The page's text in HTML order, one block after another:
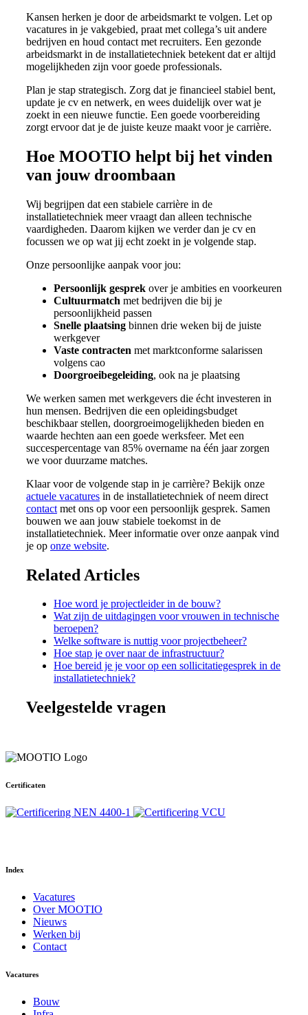
Kansen herken je door de arbeidsmarkt te volgen. Let op
vacatures in je vakgebied, praat met collega’s uit andere
bedrijven en houd contact met recruiters. Een gezonde
arbeidsmarkt in de installatietechniek betekent dat er altijd
mogelijkheden zijn voor goede professionals.
Plan je stap strategisch. Zorg dat je financieel stabiel bent,
update je cv en netwerk, en wees duidelijk over wat je
zoekt in een nieuwe functie. Een goede voorbereiding
zorgt ervoor dat je de juiste keuze maakt voor je carrière.
Hoe MOOTIO helpt bij het vinden
van jouw droombaan
Wij begrijpen dat een stabiele carrière in de
installatietechniek meer vraagt dan alleen technische
vaardigheden. Daarom kijken we verder dan je cv en
focussen we op wat jij echt zoekt in je volgende stap.
Onze persoonlijke aanpak voor jou:
Persoonlijk gesprek over je ambities en voorkeuren
Cultuurmatch met bedrijven die bij je
persoonlijkheid passen
Snelle plaatsing binnen drie weken bij de juiste
werkgever
Vaste contracten met marktconforme salarissen
volgens cao
Doorgroeibegeleiding, ook na je plaatsing
We werken samen met werkgevers die écht investeren in
hun mensen. Bedrijven die een opleidingsbudget
beschikbaar stellen, doorgroeimogelijkheden bieden en
waarde hechten aan een goede werksfeer. Met een
succespercentage van 85% overname na één jaar zorgen
we voor duurzame matches.
Klaar voor de volgende stap in je carrière? Bekijk onze
actuele vacatures in de installatietechniek of neem direct
contact met ons op voor een persoonlijk gesprek. Samen
bouwen we aan jouw stabiele toekomst in de
installatietechniek. Meer informatie over onze aanpak vind
je op onze website.
Related Articles
Hoe word je projectleider in de bouw?
Wat zijn de uitdagingen voor vrouwen in technische
beroepen?
Welke software is nuttig voor projectbeheer?
Hoe stap je over naar de infrastructuur?
Hoe bereid je je voor op een sollicitatiegesprek in de
installatietechniek?
Veelgestelde vragen
Certificaten
Index
Vacatures
Over MOOTIO
Nieuws
Werken bij
Contact
Vacatures
Bouw